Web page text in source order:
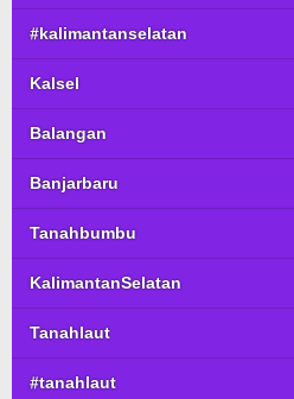
#kalimantanselatan
Kalsel
Balangan
Banjarbaru
Tanahbumbu
KalimantanSelatan
Tanahlaut
#tanahlaut